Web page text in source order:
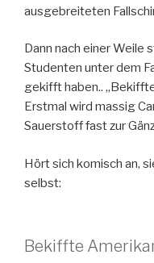
ausgebreiteten
Dann nach einer Weile
Studenten unter dem
gekifft haben..
Erstmal wird massig
Sauerstoff fast zur
Hört sich komisch an,
selbst:
Bekiffte